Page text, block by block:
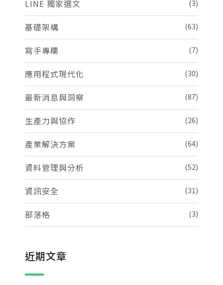
LINE 獨家選文 (3)
基礎架構 (63)
寫手專欄 (7)
應用程式現代化 (30)
最新消息與洞察 (87)
生產力與協作 (26)
產業解決方案 (64)
資料管理與分析 (52)
資訊安全 (31)
部落格 (3)
近期文章